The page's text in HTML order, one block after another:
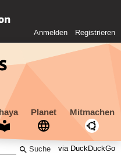
Anmelden Registrieren
Planet Mitmachen
via DuckDuckGo